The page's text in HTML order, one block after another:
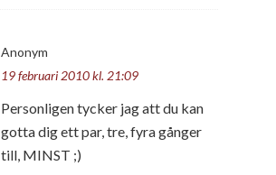
Anonym
19 februari 2010 kl. 21:09
Personligen tycker jag att du kan
gotta dig ett par, tre, fyra gånger
till, MINST ;)